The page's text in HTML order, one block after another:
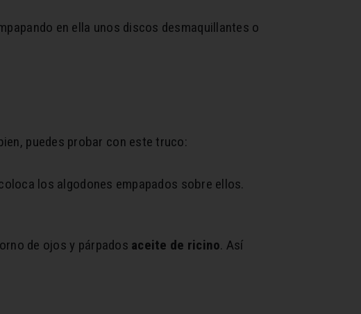
en ella unos discos desmaquillantes o
puedes probar con este truco:
los algodones empapados sobre ellos.
de ojos y párpados aceite de ricino. Así